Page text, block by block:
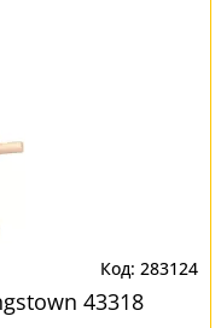
283124
43318